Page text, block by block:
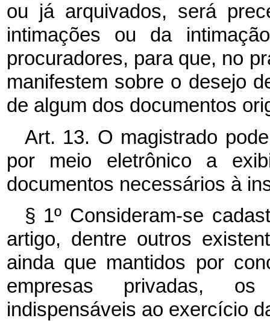
ou já arquivados, será
intimações ou da
procuradores, para que, no
manifestem sobre o desejo
de algum dos documentos
Art. 13. O magistrado
por meio eletrônico a
documentos necessários à
§ 1º Consideram-se
artigo, dentre outros
ainda que mantidos por
empresas privadas,
indispensáveis ao exercício